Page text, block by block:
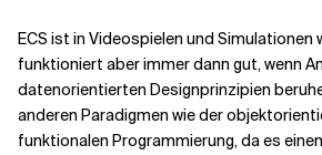
ECS ist in Videospielen und Simulationen
funktioniert aber immer dann gut, wenn
datenorientierten Designprinzipien
anderen Paradigmen wie der
funktionalen Programmierung, da es